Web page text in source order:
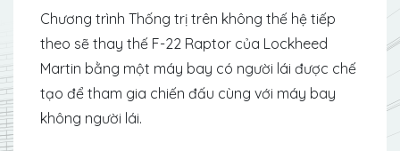
Chương trình Thống trị trên không thế hệ tiếp
theo sẽ thay thế F-22 Raptor của Lockheed
Martin bằng một máy bay có người lái được chế
tạo để tham gia chiến đấu cùng với máy bay
không người lái.